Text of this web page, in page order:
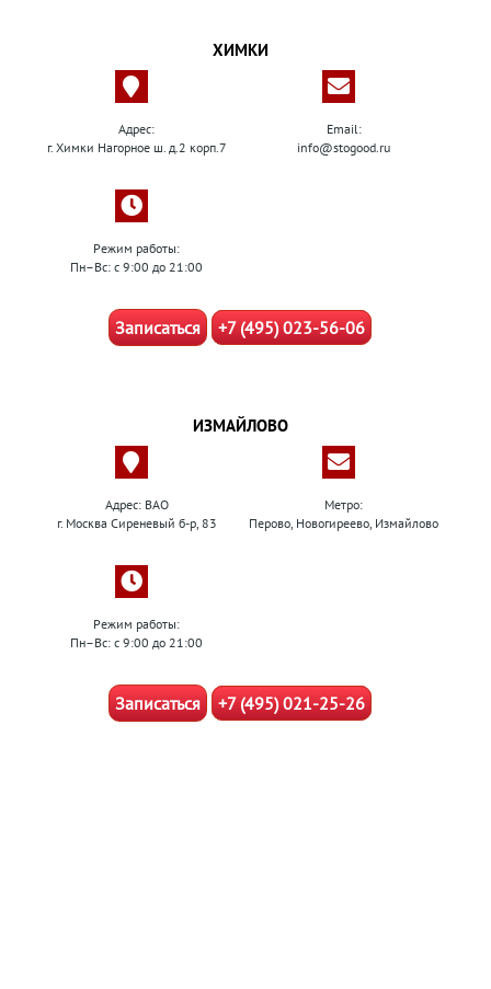
ХИМКИ
Адрес:
г. Химки Нагорное ш. д.2 корп.7
Email:
info@stogood.ru
Режим работы:
Пн–Вс: с 9:00 до 21:00
Записаться +7 (495) 023-56-06
ИЗМАЙЛОВО
Адрес: ВАО
г. Москва Сиреневый б-р, 83
Метро:
Перово, Новогиреево, Измайлово
Режим работы:
Пн–Вс: с 9:00 до 21:00
Записаться +7 (495) 021-25-26